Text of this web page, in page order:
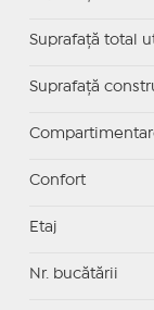
Suprafaţă total
Suprafaţă
Confort
Etaj
Nr. bucătării